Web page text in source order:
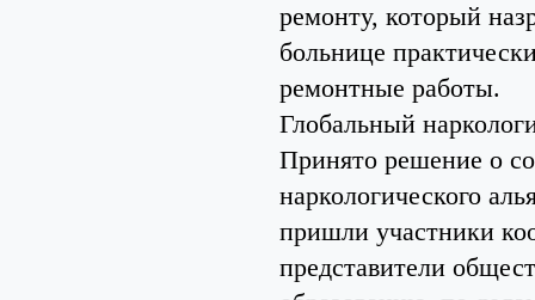
ремонту, который
больнице
ремонтные работы.
Глобальный
Принято решение о
наркологического
пришли участники
представители